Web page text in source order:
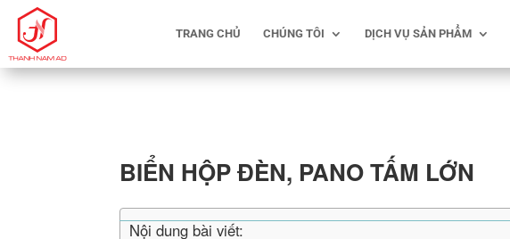
TRANG CHỦ CHÚNG TÔI DỊCH VỤ SẢN PHẨM
BIỂN HỘP ĐÈN, PANO TẤM LỚN
Nội dung bài viết: